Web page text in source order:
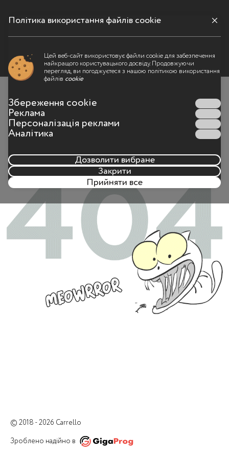
Меню
Щось пішло не так
сторінки була набрана неправильно
© 2018 - 2026 Carrello
Зроблено надійно в
Політика використання файлів cookie
Цей веб-сайт використовує файли cookie для забезпечення
найкращого користувацького досвіду. Продовжуючи
перегляд, ви погоджуєтеся з нашою політикою використання
файлів cookie
Збереження cookie
Реклама
Персоналізація реклами
Аналітика
Дозволити вибране
Закрити
Прийняти все